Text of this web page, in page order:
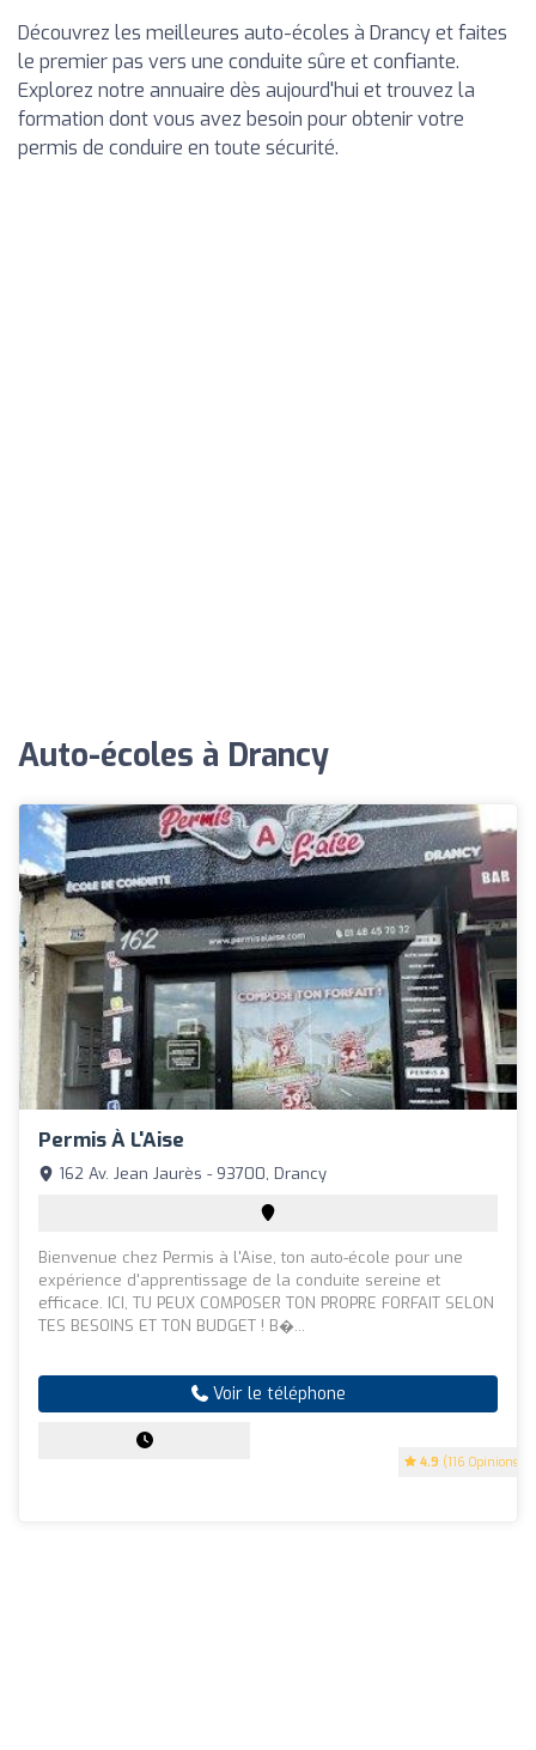
Découvrez les meilleures auto-écoles à Drancy et faites
le premier pas vers une conduite sûre et confiante.
Explorez notre annuaire dès aujourd'hui et trouvez la
formation dont vous avez besoin pour obtenir votre
permis de conduire en toute sécurité.
Auto-écoles à Drancy
Permis À L'Aise
4.9 (116 Opinions)
162 Av. Jean Jaurès - 93700, Drancy
Bienvenue chez Permis à l'Aise, ton auto-école pour une
expérience d'apprentissage de la conduite sereine et
efficace. ICI, TU PEUX COMPOSER TON PROPRE FORFAIT SELON
TES BESOINS ET TON BUDGET ! B�...
Voir le téléphone